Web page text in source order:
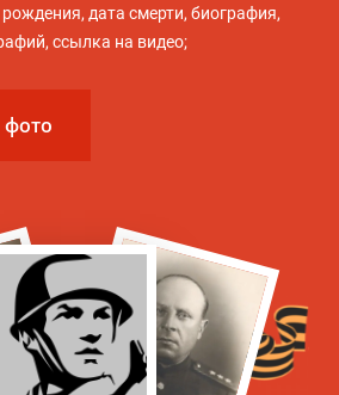
дата смерти, биография,
ссылка на видео;